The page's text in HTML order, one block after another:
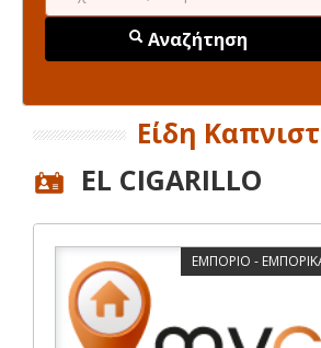
Αναζήτηση
Είδη
EL CIGARILLO
ΕΜΠΟΡΙΟ -